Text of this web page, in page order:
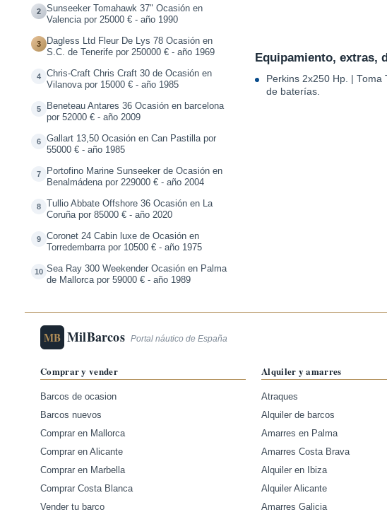
2
Sunseeker Tomahawk 37" Ocasión en
Valencia por 25000 € - año 1990
3
Dagless Ltd Fleur De Lys 78 Ocasión en
S.C. de Tenerife por 250000 € - año 1969
4
Chris-Craft Chris Craft 30 de Ocasión en
Vilanova por 15000 € - año 1985
5
Beneteau Antares 36 Ocasión en barcelona
por 52000 € - año 2009
6
Gallart 13,50 Ocasión en Can Pastilla por
55000 € - año 1985
7
Portofino Marine Sunseeker de Ocasión en
Benalmádena por 229000 € - año 2004
8
Tullio Abbate Offshore 36 Ocasión en La
Coruña por 85000 € - año 2020
9
Coronet 24 Cabin luxe de Ocasión en
Torredembarra por 10500 € - año 1975
10 Sea Ray 300 Weekender Ocasión en Palma
de Mallorca por 59000 € - año 1989
Equipamiento, extras,
Perkins 2x250 Hp. | Toma
de baterías.
MB MilBarcos Portal náutico de España
Comprar y vender
Barcos de ocasion
Barcos nuevos
Comprar en Mallorca
Comprar en Alicante
Comprar en Marbella
Comprar Costa Blanca
Vender tu barco
Alquiler y amarres
Atraques
Alquiler de barcos
Amarres en Palma
Amarres Costa Brava
Alquiler en Ibiza
Alquiler Alicante
Amarres Galicia